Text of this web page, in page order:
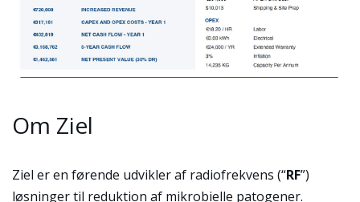
Om Ziel
Ziel er en førende udvikler af radiofrekvens (“RF”)
løsninger til reduktion af mikrobielle patogener.